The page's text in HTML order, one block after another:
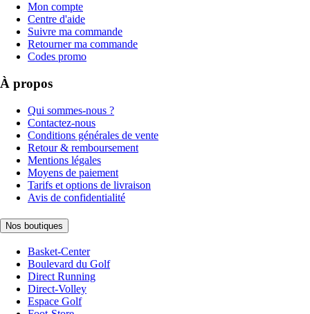
Mon compte
Centre d'aide
Suivre ma commande
Retourner ma commande
Codes promo
À propos
Qui sommes-nous ?
Contactez-nous
Conditions générales de vente
Retour & remboursement
Mentions légales
Moyens de paiement
Tarifs et options de livraison
Avis de confidentialité
Nos boutiques
Basket-Center
Boulevard du Golf
Direct Running
Direct-Volley
Espace Golf